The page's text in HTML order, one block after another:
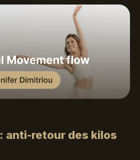
anti-retour des kilos